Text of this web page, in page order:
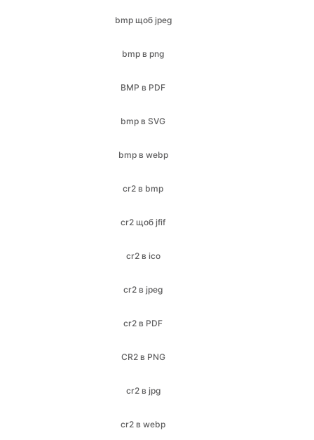
BMP в PDF
bmp в SVG
cr2 в bmp
cr2 щоб jfif
cr2 в ico
cr2 в jpeg
CR2 в PNG
gif в bmp
gif щоб ico